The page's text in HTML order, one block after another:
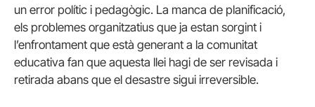
un error polític i pedagògic. La manca de planificació,
els problemes organitzatius que ja estan sorgint i
l’enfrontament que està generant a la comunitat
educativa fan que aquesta llei hagi de ser revisada i
retirada abans que el desastre sigui irreversible.